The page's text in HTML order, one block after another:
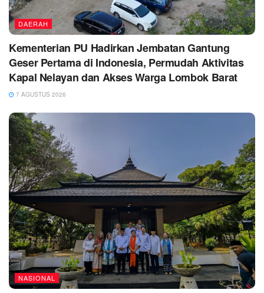
DAERAH
Kementerian PU Hadirkan Jembatan Gantung
Geser Pertama di Indonesia, Permudah Aktivitas
Kapal Nelayan dan Akses Warga Lombok Barat
7 AGUSTUS 2026
NASIONAL